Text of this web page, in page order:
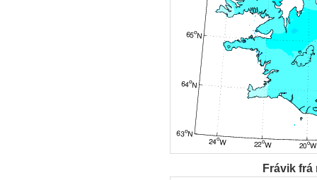
Frávik frá